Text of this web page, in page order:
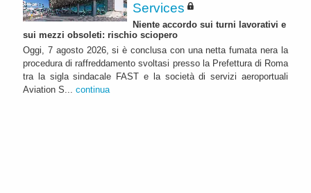
Services
Niente accordo sui turni lavorativi e
sui mezzi obsoleti: rischio sciopero
Oggi, 7 agosto 2026, si è conclusa con una netta fumata nera la
procedura di raffreddamento svoltasi presso la Prefettura di Roma
tra la sigla sindacale FAST e la società di servizi aeroportuali
Aviation S... continua